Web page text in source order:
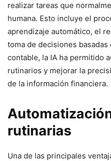
realizar tareas que
humana. Esto incluye el
aprendizaje automático, el
toma de decisiones
contable, la IA ha permitido
rutinarios y mejorar la
de la información financiera.
rutinarias
Una de las principales